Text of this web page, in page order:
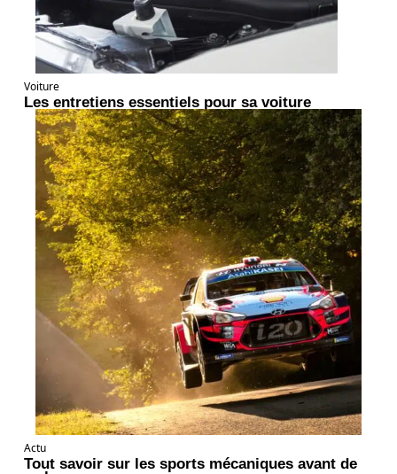
Voiture
Les entretiens essentiels pour sa voiture
Actu
Tout savoir sur les sports mécaniques avant de